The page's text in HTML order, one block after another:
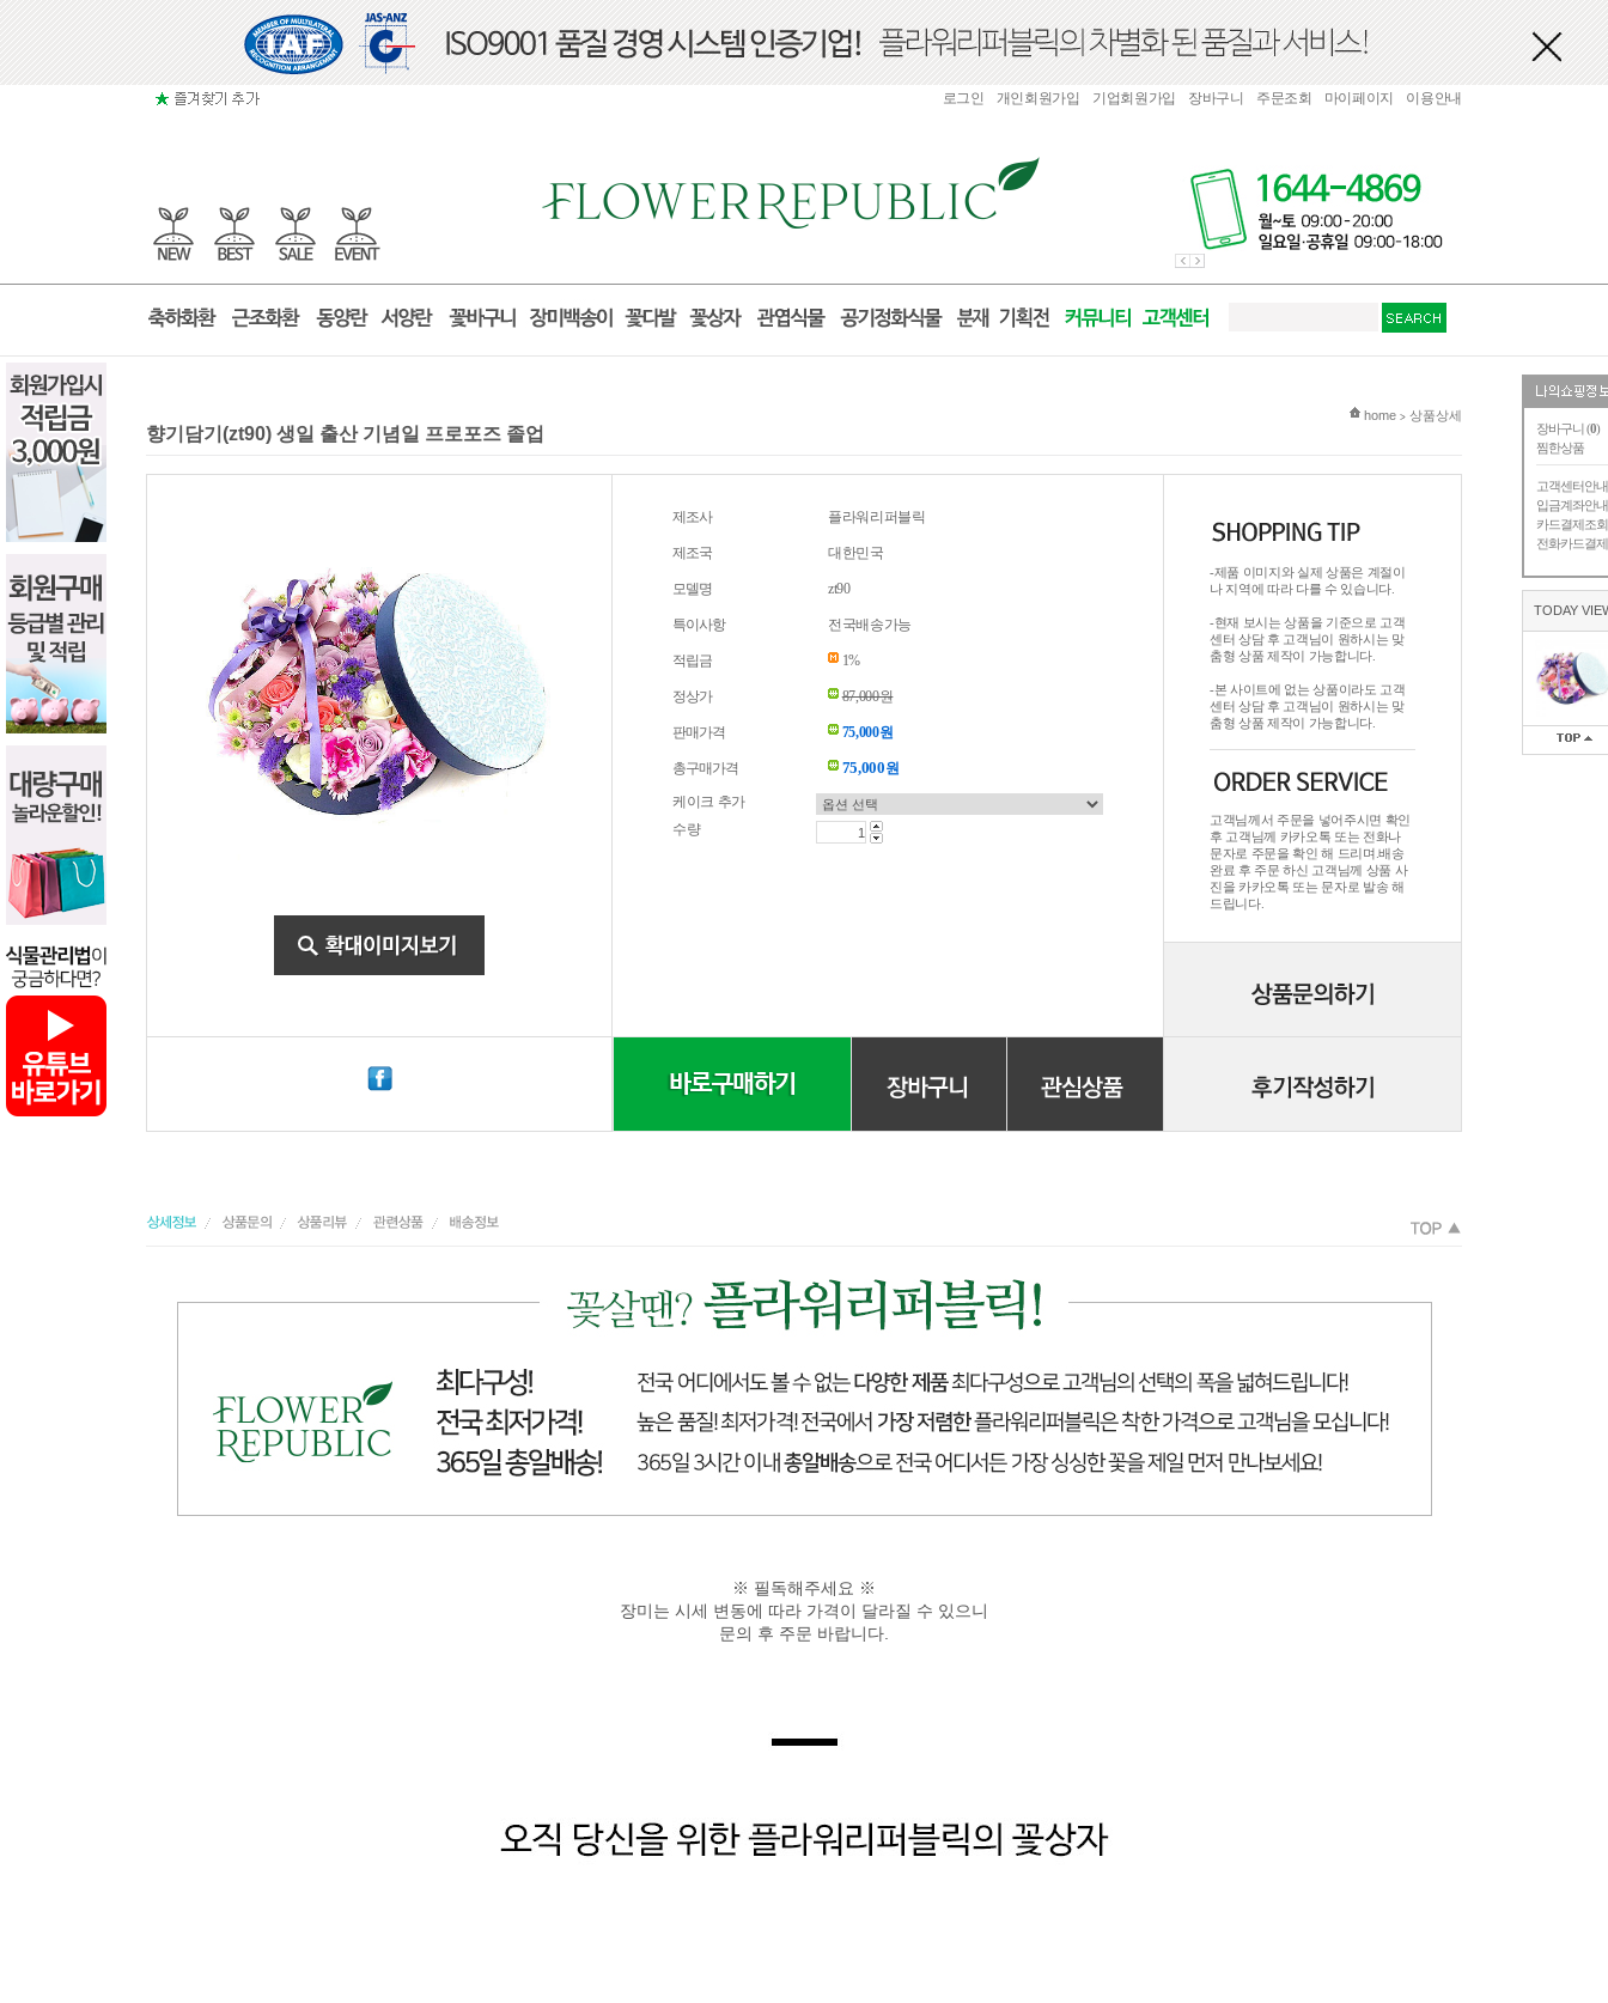
장바구니 (0)
찜한상품
고객센터안내
입금계좌안내
카드결제조회
전화카드결제
TODAY
로그인 개인회원가입 기업회원가입 장바구니 주문조회 마이페이지 이용안내
현재 위치
home > 상품상세
향기담기(zt90) 생일 출산 기념일 프로포즈 졸업
제조사 플라워리퍼블릭
제조국 대한민국
모델명 zt90
특이사항 전국배송가능
적립금 1%
정상가 87,000원
판매가격 75,000원
총구매가격 75,000원
케이크 추가
수량
-제품 이미지와 실제 상품은 계절이
나 지역에 따라 다를 수 있습니다.
-현재 보시는 상품을 기준으로 고객
센터 상담 후 고객님이 원하시는 맞
춤형 상품 제작이 가능합니다.
-본 사이트에 없는 상품이라도 고객
센터 상담 후 고객님이 원하시는 맞
춤형 상품 제작이 가능합니다.
고객님께서 주문을 넣어주시면 확인
후 고객님께 카카오톡 또는 전화나
문자로 주문을 확인 해 드리며.배송
완료 후 주문 하신 고객님께 상품 사
진을 카카오톡 또는 문자로 발송 해
드립니다.
※ 필독해주세요 ※
장미는 시세 변동에 따라 가격이 달라질 수 있으니
문의 후 주문 바랍니다.